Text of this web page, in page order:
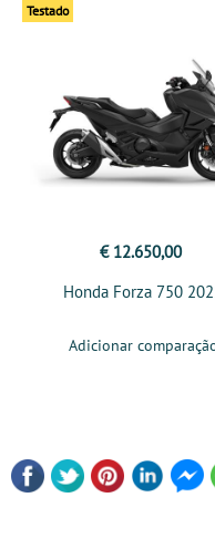
Testado
€ 12.650,00
Honda Forza 750
Adicionar